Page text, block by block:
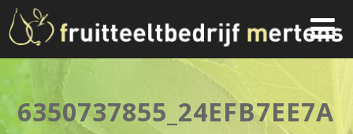
6350737855_24EFB7EE7A